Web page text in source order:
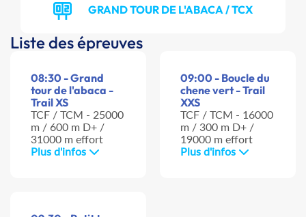
GRAND TOUR DE L'ABACA / TCX
Liste des épreuves
08:30 - Grand
tour de l'abaca -
Trail XS
TCF / TCM - 25000
m / 600 m D+ /
31000 m effort
Plus d'infos
09:00 - Boucle du
chene vert - Trail
XXS
TCF / TCM - 16000
m / 300 m D+ /
19000 m effort
Plus d'infos